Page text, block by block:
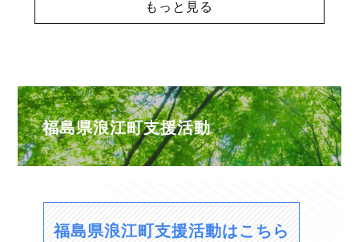
もっと見る
福島県浪江町支援活動
福島県浪江町支援活動はこちら